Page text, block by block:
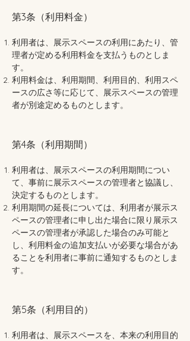
第3条（利用料金）
利用者は、展示スペースの利用にあたり、管
理者が定める利用料金を支払うものとしま
す。
利用料金は、利用期間、利用目的、利用スペ
ースの広さ等に応じて、展示スペースの管理
者が別途定めるものとします。
第4条（利用期間）
利用者は、展示スペースの利用期間につい
て、事前に展示スペースの管理者と協議し、
決定するものとします。
利用期間の延長については、利用者が展示ス
ペースの管理者に申し出た場合に限り展示ス
ペースの管理者が承認した場合のみ可能と
し、利用料金の追加支払いが必要な場合があ
ることを利用者に事前に通知するものとしま
す。
第5条（利用目的）
利用者は、展示スペースを、本来の利用目的